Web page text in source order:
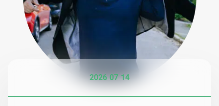
2026 07 14